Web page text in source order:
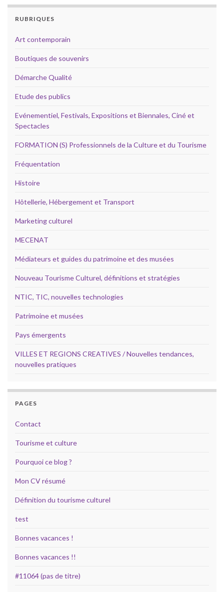
RUBRIQUES
Art contemporain
Boutiques de souvenirs
Démarche Qualité
Etude des publics
Evénementiel, Festivals, Expositions et Biennales, Ciné et
Spectacles
FORMATION (S) Professionnels de la Culture et du Tourisme
Fréquentation
Histoire
Hôtellerie, Hébergement et Transport
Marketing culturel
MECENAT
Médiateurs et guides du patrimoine et des musées
Nouveau Tourisme Culturel, définitions et stratégies
NTIC, TIC, nouvelles technologies
Patrimoine et musées
Pays émergents
VILLES ET REGIONS CREATIVES / Nouvelles tendances,
nouvelles pratiques
PAGES
Contact
Tourisme et culture
Pourquoi ce blog ?
Mon CV résumé
Définition du tourisme culturel
test
Bonnes vacances !
Bonnes vacances !!
#11064 (pas de titre)